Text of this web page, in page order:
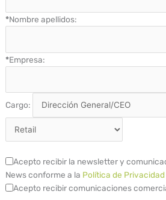
*Nombre apellidos:
*Empresa:
Cargo:
Acepto recibir la newsletter y
News conforme a la Política de Privacidad
Acepto recibir comunicaciones